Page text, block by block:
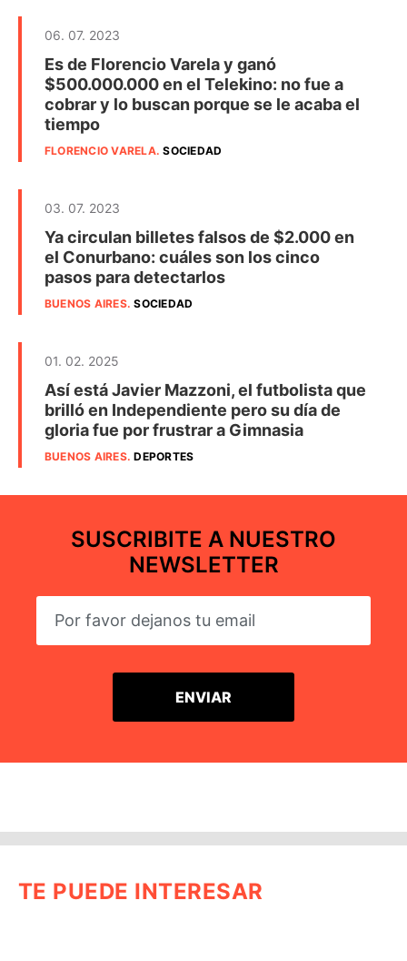
06. 07. 2023
Es de Florencio Varela y ganó
$500.000.000 en el Telekino: no fue a
cobrar y lo buscan porque se le acaba el
tiempo
FLORENCIO VARELA.SOCIEDAD
03. 07. 2023
Ya circulan billetes falsos de $2.000 en
el Conurbano: cuáles son los cinco
pasos para detectarlos
BUENOS AIRES.SOCIEDAD
01. 02. 2025
Así está Javier Mazzoni, el futbolista que
brilló en Independiente pero su día de
gloria fue por frustrar a Gimnasia
BUENOS AIRES.DEPORTES
SUSCRIBITE A NUESTRO
NEWSLETTER
TE PUEDE INTERESAR